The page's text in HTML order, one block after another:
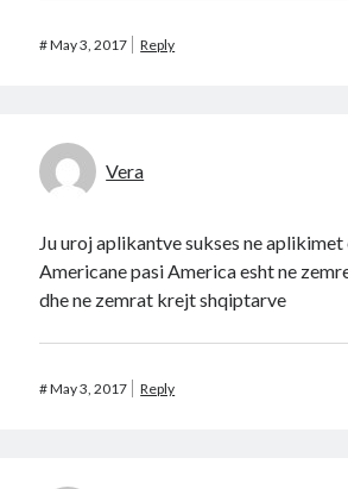
#May 3, 2017 Reply
Vera
Ju uroj aplikantve sukses ne
Americane pasi America esht ne
dhe ne zemrat krejt shqiptarve
#May 3, 2017 Reply